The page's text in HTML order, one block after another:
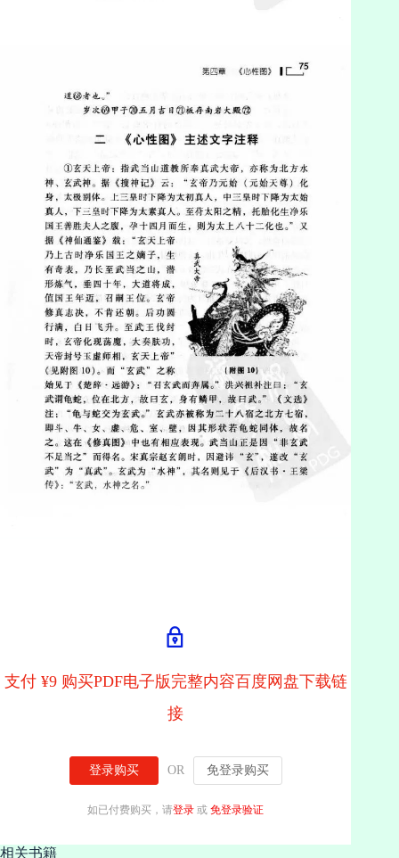
支付 ¥9 购买PDF电子版完整内容百度网盘下载链
接
登录购买 OR 免登录购买
如已付费购买，请登录 或免登录验证
相关书籍